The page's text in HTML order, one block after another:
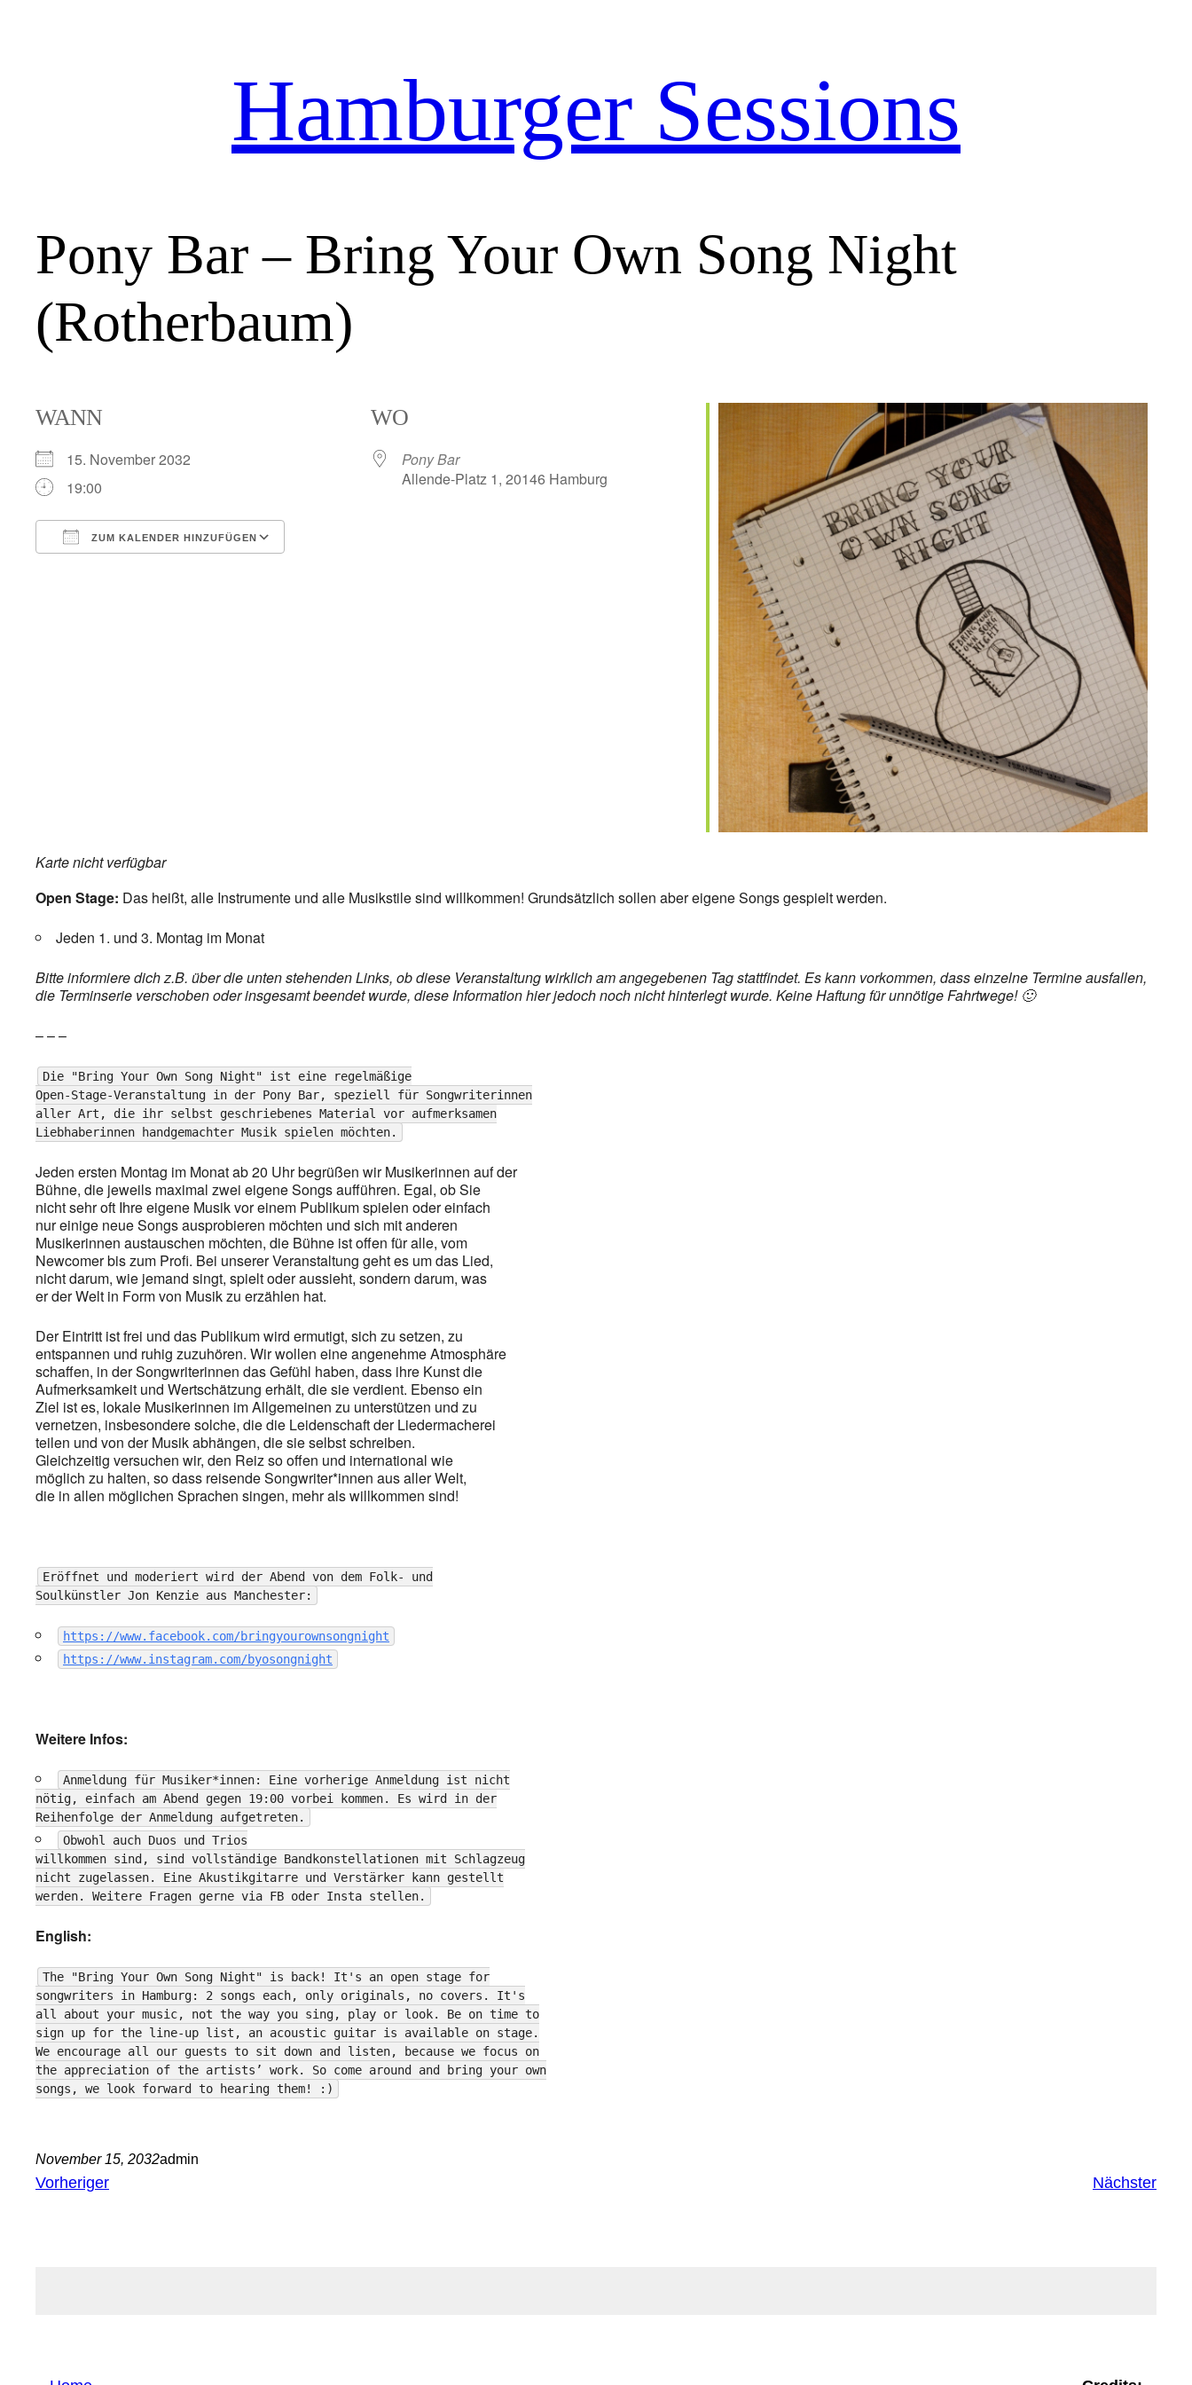
Hamburger Sessions
Pony Bar – Bring Your Own Song Night
(Rotherbaum)
WANN
15. November 2032
19:00
ZUM KALENDER HINZUFÜGEN
Office 365 Outlook Live
WO
Pony Bar
Allende-Platz 1, 20146 Hamburg
Karte nicht verfügbar
Open Stage: Das heißt, alle Instrumente und alle Musikstile sind willkommen! Grundsätzlich sollen aber eigene Songs gespielt werden.
Jeden 1. und 3. Montag im Monat
Bitte informiere dich z.B. über die unten stehenden Links, ob diese Veranstaltung wirklich am angegebenen Tag stattfindet. Es kann vorkommen, dass einzelne Termine ausfallen,
die Terminserie verschoben oder insgesamt beendet wurde, diese Information hier jedoch noch nicht hinterlegt wurde. Keine Haftung für unnötige Fahrtwege! 🙂
– – –
Die "Bring Your Own Song Night" ist eine regelmäßige
Open-Stage-Veranstaltung in der Pony Bar, speziell für Songwriterinnen
aller Art, die ihr selbst geschriebenes Material vor aufmerksamen
Liebhaberinnen handgemachter Musik spielen möchten.
Jeden ersten Montag im Monat ab 20 Uhr begrüßen wir Musikerinnen auf der
Bühne, die jeweils maximal zwei eigene Songs aufführen. Egal, ob Sie
nicht sehr oft Ihre eigene Musik vor einem Publikum spielen oder einfach
nur einige neue Songs ausprobieren möchten und sich mit anderen
Musikerinnen austauschen möchten, die Bühne ist offen für alle, vom
Newcomer bis zum Profi. Bei unserer Veranstaltung geht es um das Lied,
nicht darum, wie jemand singt, spielt oder aussieht, sondern darum, was
er der Welt in Form von Musik zu erzählen hat.
Der Eintritt ist frei und das Publikum wird ermutigt, sich zu setzen, zu
entspannen und ruhig zuzuhören. Wir wollen eine angenehme Atmosphäre
schaffen, in der Songwriterinnen das Gefühl haben, dass ihre Kunst die
Aufmerksamkeit und Wertschätzung erhält, die sie verdient. Ebenso ein
Ziel ist es, lokale Musikerinnen im Allgemeinen zu unterstützen und zu
vernetzen, insbesondere solche, die die Leidenschaft der Liedermacherei
teilen und von der Musik abhängen, die sie selbst schreiben.
Gleichzeitig versuchen wir, den Reiz so offen und international wie
möglich zu halten, so dass reisende Songwriter*innen aus aller Welt,
die in allen möglichen Sprachen singen, mehr als willkommen sind!
Eröffnet und moderiert wird der Abend von dem Folk- und
Soulkünstler Jon Kenzie aus Manchester:
https://www.facebook.com/bringyourownsongnight
https://www.instagram.com/byosongnight
Weitere Infos:
Anmeldung für Musiker*innen: Eine vorherige Anmeldung ist nicht
nötig, einfach am Abend gegen 19:00 vorbei kommen. Es wird in der
Reihenfolge der Anmeldung aufgetreten.
Obwohl auch Duos und Trios
willkommen sind, sind vollständige Bandkonstellationen mit Schlagzeug
nicht zugelassen. Eine Akustikgitarre und Verstärker kann gestellt
werden. Weitere Fragen gerne via FB oder Insta stellen.
English:
The "Bring Your Own Song Night" is back! It's an open stage for
songwriters in Hamburg: 2 songs each, only originals, no covers. It's
all about your music, not the way you sing, play or look. Be on time to
sign up for the line-up list, an acoustic guitar is available on stage.
We encourage all our guests to sit down and listen, because we focus on
the appreciation of the artists’ work. So come around and bring your own
songs, we look forward to hearing them! :)
November 15, 2032admin
Vorheriger Nächster